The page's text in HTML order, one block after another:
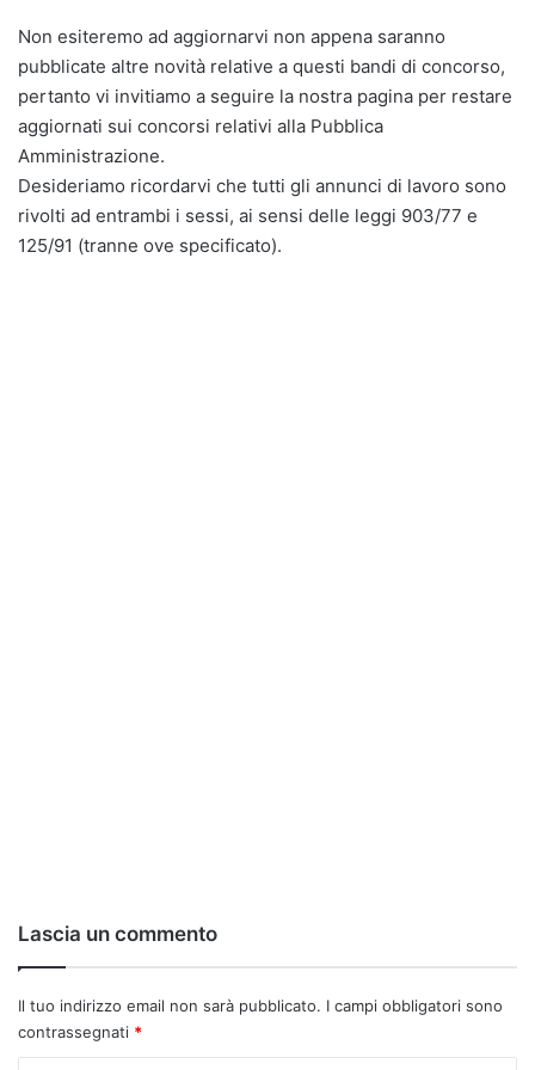
Non esiteremo ad aggiornarvi non appena saranno
pubblicate altre novità relative a questi bandi di concorso,
pertanto vi invitiamo a seguire la nostra pagina per restare
aggiornati sui concorsi relativi alla Pubblica
Amministrazione.
Desideriamo ricordarvi che tutti gli annunci di lavoro sono
rivolti ad entrambi i sessi, ai sensi delle leggi 903/77 e
125/91 (tranne ove specificato).
Lascia un commento
Il tuo indirizzo email non sarà pubblicato. I campi obbligatori sono
contrassegnati *